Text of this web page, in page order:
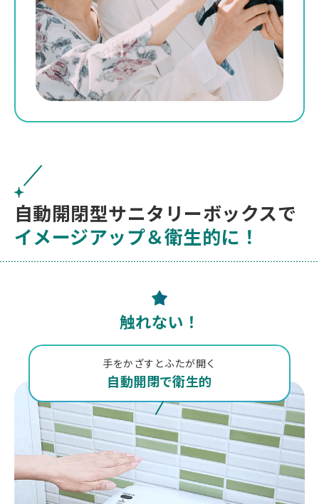
自動開閉型サニタリーボックスで
イメージアップ＆衛生的に！
触れない！
手をかざすとふたが開く
自動開閉で衛生的